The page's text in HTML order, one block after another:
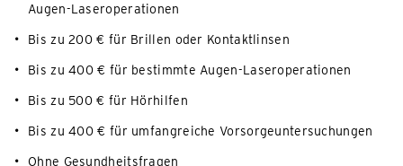
Augen-Laseroperationen
Bis zu 200 € für Brillen oder Kontaktlinsen
Bis zu 400 € für bestimmte Augen-Laseroperationen
Bis zu 500 € für Hörhilfen
Bis zu 400 € für umfangreiche Vorsorgeuntersuchungen
Ohne Gesundheitsfragen